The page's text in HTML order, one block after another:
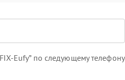
Eufy” по следующему телефону